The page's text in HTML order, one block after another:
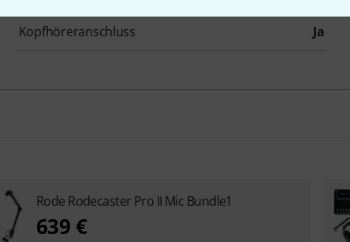
Kopfhöreranschluss Ja
Rode Rodecaster Pro II Mic Bundle1
639 €